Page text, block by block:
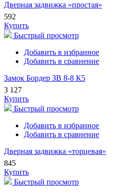
Дверная задвижка «простая»
592
Купить
Быстрый просмотр
Добавить в избранное
Добавить в сравнение
Замок Бордер ЗВ 8-8 К5
3 127
Купить
Быстрый просмотр
Добавить в избранное
Добавить в сравнение
Дверная задвижка «торцевая»
845
Купить
Быстрый просмотр